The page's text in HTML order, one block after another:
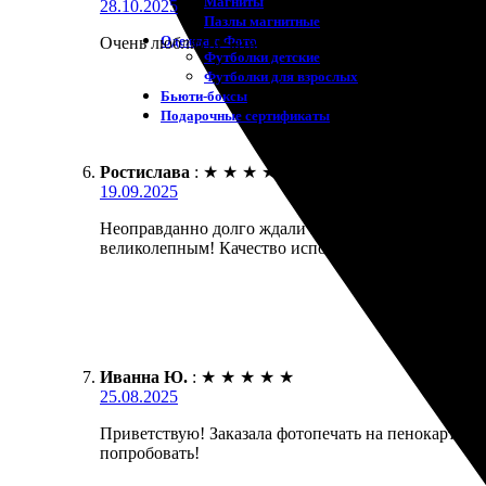
Пазлы магнитные
Одежда с Фото
Футболки детские
Футболки для взрослых
Бьюти-боксы
Подарочные сертификаты
28.10.2025
Очень люблю печатать фото на пенокартоне.
Ростислава : ★ ★ ★ ★
19.09.2025
Неоправданно долго ждали исполнение заказа.
великолепным! Качество исполнения приятно
Иванна Ю. : ★ ★ ★ ★ ★
25.08.2025
Приветствую! Заказала фотопечать на
попробовать!